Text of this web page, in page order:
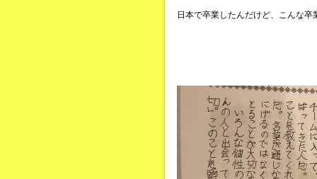
日本で卒業したんだけど、こんな卒